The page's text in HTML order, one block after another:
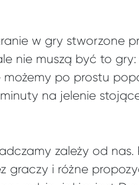
w gry stworzone
nie muszą być to
po prostu
na jelenie
zależy od nas.
graczy i różne